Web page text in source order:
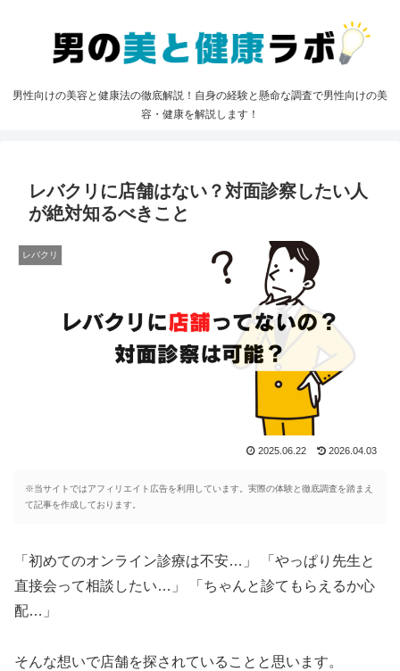
男性向けの美容と健康法の徹底解説！自身の経験と懸命な調査で男性向けの美
容・健康を解説します！
レバクリに店舗はない？対面診察したい人
が絶対知るべきこと
レバクリ
2025.06.22 2026.04.03
※当サイトではアフィリエイト広告を利用しています。実際の体験と徹底調査を踏まえ
て記事を作成しております。
「初めてのオンライン診療は不安…」 「やっぱり先生と
直接会って相談したい…」 「ちゃんと診てもらえるか心
配…」
そんな想いで店舗を探されていることと思います。